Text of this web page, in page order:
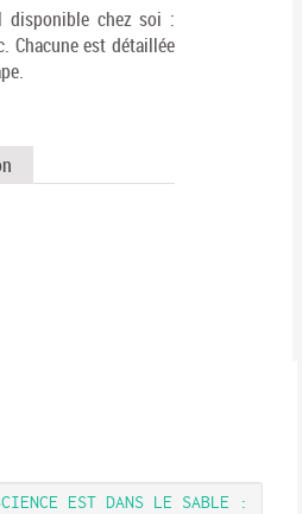
disponible chez soi :
Chacune est détaillée
EST DANS LE SABLE :